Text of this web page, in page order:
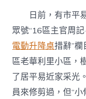
日前，有市平
眾號“16區主官周
電動升降桌措辭”
區老華利里小區，
了居平易近家采光
員來修剪過，但“小